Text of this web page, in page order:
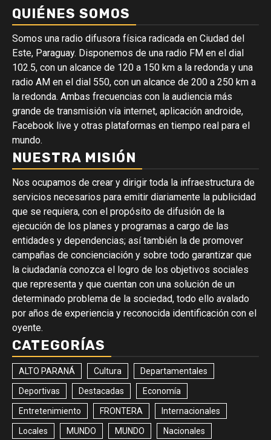
QUIÉNES SOMOS
Somos una radio difusora física radicada en Ciudad del
Este, Paraguay. Disponemos de una radio FM en el dial
102.5, con un alcance de 120 a 150 km a la redonda y una
radio AM en el dial 550, con un alcance de 200 a 250 km a
la redonda. Ambas frecuencias con la audiencia más
grande de transmisión vía internet, aplicación androide,
Facebook live y otras plataformas en tiempo real para el
mundo.
NUESTRA MISIÓN
Nos ocupamos de crear y dirigir toda la infraestructura de
servicios necesarios para emitir diariamente la publicidad
que se requiera, con el propósito de difusión de la
ejecución de los planes y programas a cargo de las
entidades y dependencias; así también la de promover
campañas de concienciación y sobre todo garantizar que
la ciudadanía conozca el logro de los objetivos sociales
que representa y que cuentan con una solución de un
determinado problema de la sociedad, todo ello avalado
por años de experiencia y reconocida identificación con el
oyente.
CATEGORÍAS
ALTO PARANÁ Cultura Departamentales
Deportivas Destacadas Economía
Entretenimiento FRONTERA Internacionales
Locales MUNDO MUNDO Nacionales